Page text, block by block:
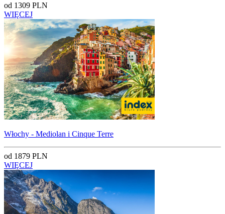
od 1309 PLN
WIĘCEJ
Włochy - Mediolan i Cinque Terre
od 1879 PLN
WIĘCEJ